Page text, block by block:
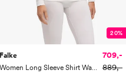
20%
Falke
Women Long Sleeve Shirt Warm
709,-
889,-